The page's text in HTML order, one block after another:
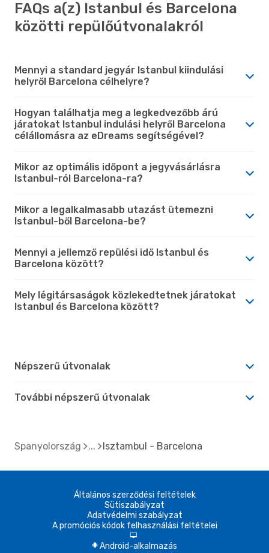
FAQs a(z) Istanbul és Barcelona
közötti repülőútvonalakról
Mennyi a standard jegyár Istanbul kiindulási
helyről Barcelona célhelyre?
Hogyan találhatja meg a legkedvezőbb árú
járatokat Istanbul indulási helyről Barcelona
célállomásra az eDreams segítségével?
Mikor az optimális időpont a jegyvásárlásra
Istanbul-ról Barcelona-ra?
Mikor a legalkalmasabb utazást ütemezni
Istanbul-ből Barcelona-be?
Mennyi a jellemző repülési idő Istanbul és
Barcelona között?
Mely légitársaságok közlekedtetnek járatokat
Istanbul és Barcelona között?
Népszerű útvonalak
További népszerű útvonalak
Spanyolország Isztambul - Barcelona
Általános szerződési feltételek
Sütiszabályzat
Adatvédelmi szabályzat
A promóciós kódok felhasználási feltételei
d
A Android-alkalmazás